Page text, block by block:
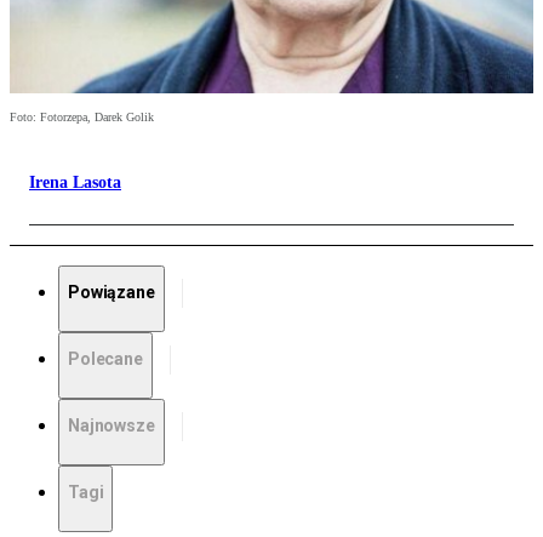
Foto: Fotorzepa, Darek Golik
Irena Lasota
Powiązane
Polecane
Najnowsze
Tagi